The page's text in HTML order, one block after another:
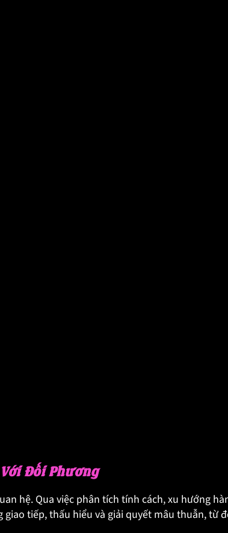
Đối Phương
hệ. Qua việc phân tích tính cách, xu hướng
tiếp, thấu hiểu và giải quyết mâu thuẫn, từ